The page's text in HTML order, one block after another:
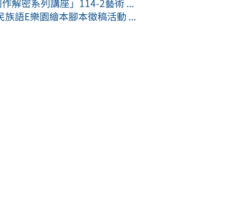
解密系列講座」114-2藝術 ...
語E樂園繪本腳本徵稿活動 ...